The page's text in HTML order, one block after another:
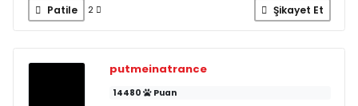
Patile 2 Şikayet Et
putmeinatrance
14480 Puan